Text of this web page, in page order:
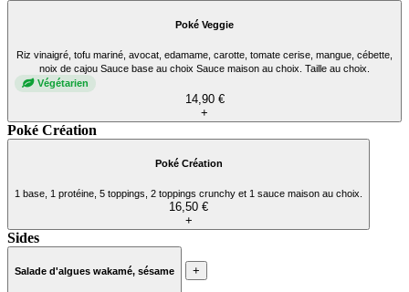
Poké Veggie
Riz vinaigré, tofu mariné, avocat, edamame, carotte, tomate cerise, mangue, cébette,
noix de cajou Sauce base au choix Sauce maison au choix. Taille au choix.
Végétarien
14,90 €
+
Poké Création
Poké Création
1 base, 1 protéine, 5 toppings, 2 toppings crunchy et 1 sauce maison au choix.
16,50 €
+
Sides
Salade d'algues wakamé, sésame +